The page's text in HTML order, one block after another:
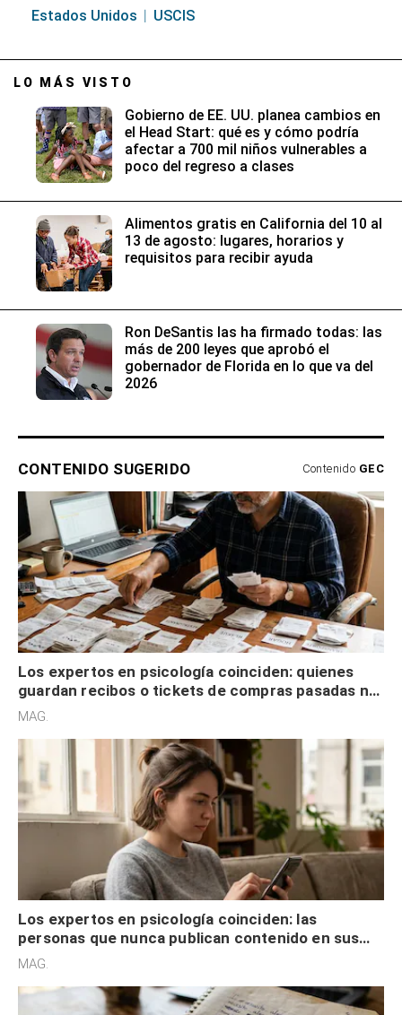
Estados Unidos USCIS
LO MÁS VISTO
Gobierno de EE. UU. planea cambios en
el Head Start: qué es y cómo podría
afectar a 700 mil niños vulnerables a
poco del regreso a clases
Alimentos gratis en California del 10 al
13 de agosto: lugares, horarios y
requisitos para recibir ayuda
Ron DeSantis las ha firmado todas: las
más de 200 leyes que aprobó el
gobernador de Florida en lo que va del
2026
CONTENIDO SUGERIDO Contenido GEC
Los expertos en psicología coinciden: quienes
guardan recibos o tickets de compras pasadas no
son acumuladores, sino que tienen necesidad de
MAG.
Los expertos en psicología coinciden: las
personas que nunca publican contenido en sus
redes sociales no pretenden buscar validación
MAG.